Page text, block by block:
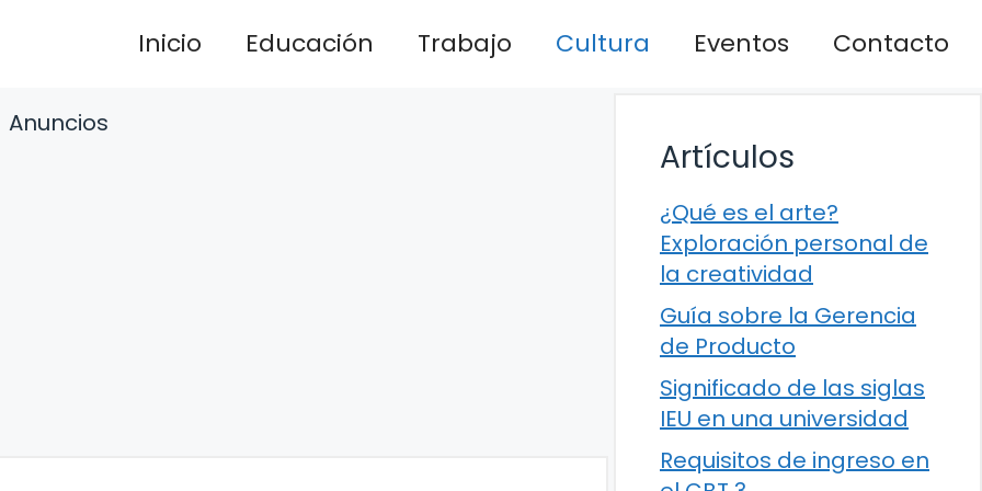
Inicio Educación Trabajo Cultura Eventos Contacto
Anuncios
Artículos
¿Qué es el arte?
Exploración personal de
la creatividad
Guía sobre la Gerencia
de Producto
Significado de las siglas
IEU en una universidad
Requisitos de ingreso en